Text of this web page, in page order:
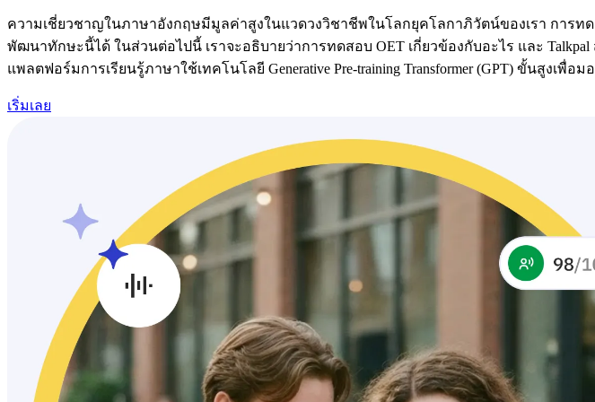
ความเชี่ยวชาญในภาษาอังกฤษมีมูลค่าสูงในแวดวงวิชาชีพในโลกยุคโลกาภิวัตน์ของเรา การท
พัฒนาทักษะนี้ได้ ในส่วนต่อไปนี้ เราจะอธิบายว่าการทดสอบ OET เกี่ยวข้องกับอะไร และ
แพลตฟอร์มการเรียนรู้ภาษาใช้เทคโนโลยี Generative Pre-training Transformer (GPT) ขั้นสู
เริ่มเลย